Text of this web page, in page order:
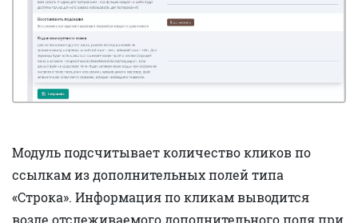
Модуль подсчитывает количество кликов по
ссылкам из дополнительных полей типа
«Строка». Информация по кликам выводится